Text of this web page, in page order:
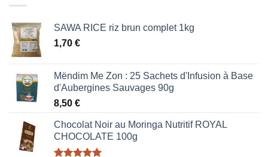
SAWA RICE riz brun complet 1kg
1,70 €
Mëndim Me Zon : 25 Sachets d'Infusion à Base
d'Aubergines Sauvages 90g
8,50 €
Chocolat Noir au Moringa Nutritif ROYAL
CHOCOLATE 100g